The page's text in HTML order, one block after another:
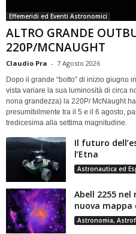
Effemeridi ed Eventi Astronomici
ALTRO GRANDE
220P/MCNAUGHT
Claudio Pra - 7 Agosto 2026
Dopo il grande “botto” di inizio giugno
vista variare la sua luminosità di circa
nona grandezza) la 220P/ McNaught
presumibilmente tra il 5 e il 6 agosto,
tredicesima alla settima magnitudine.
Il futuro
l’Etna
Astronautica ed
Abell 2255
nuova mappa
Astronomia,